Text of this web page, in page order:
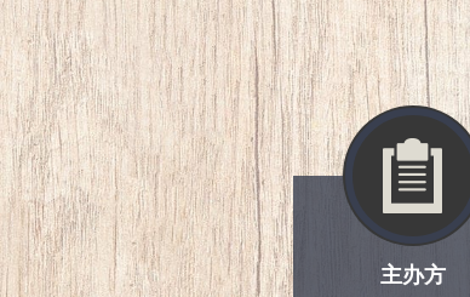
主办方